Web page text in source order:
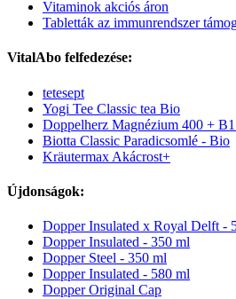
Vitaminok akciós áron
Tabletták az immunrendszer
VitalAbo felfedezése:
tetesept
Yogi Tee Classic tea Bio
Doppelherz Magnézium 400 +
Biotta Classic Paradicsomlé - Bio
Kräutermax Akácrost+
Újdonságok:
Dopper Insulated x Royal Delft -
Dopper Insulated - 350 ml
Dopper Steel - 350 ml
Dopper Insulated - 580 ml
Dopper Original Cap